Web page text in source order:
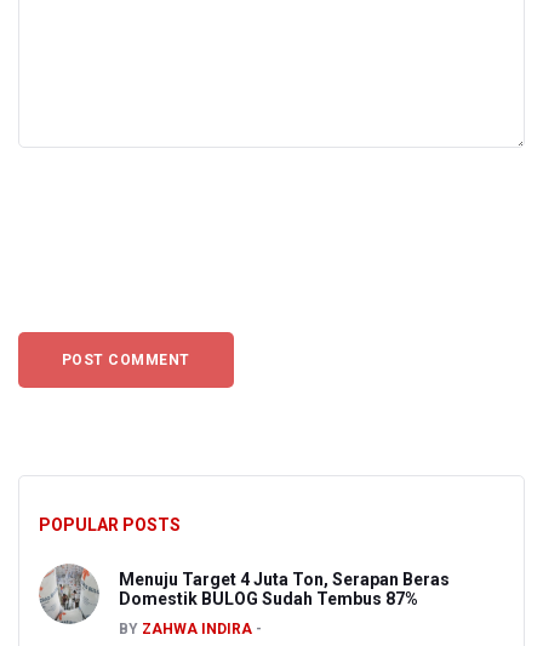
POPULAR POSTS
Menuju Target 4 Juta Ton, Serapan Beras
Domestik BULOG Sudah Tembus 87%
BY ZAHWA INDIRA